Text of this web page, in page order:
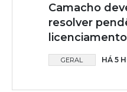
Camacho
resolver
GERAL HÁ 5